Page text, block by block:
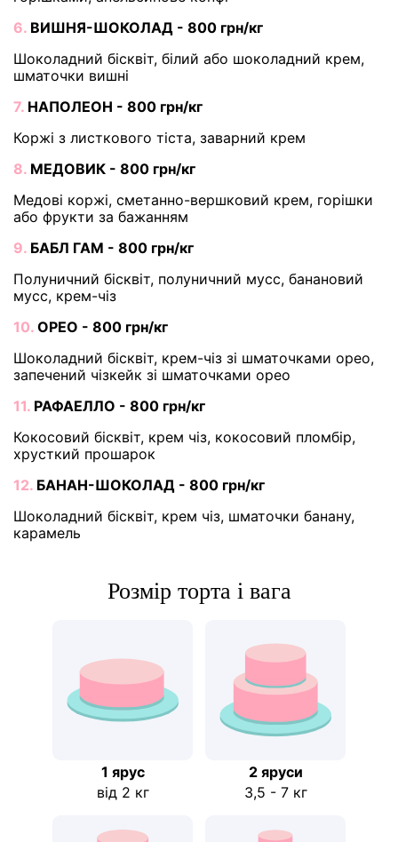
6. ВИШНЯ-ШОКОЛАД - 800 грн/кг
Шоколадний бісквіт, білий або шоколадний крем,
шматочки вишні
7. НАПОЛЕОН - 800 грн/кг
Коржі з листкового тіста, заварний крем
8. МЕДОВИК - 800 грн/кг
Медові коржі, сметанно-вершковий крем, горішки
або фрукти за бажанням
9. БАБЛ ГАМ - 800 грн/кг
Полуничний бісквіт, полуничний мусс, банановий
мусс, крем-чіз
10. ОРЕО - 800 грн/кг
Шоколадний бісквіт, крем-чіз зі шматочками орео,
запечений чізкейк зі шматочками орео
11. РАФАЕЛЛО - 800 грн/кг
Кокосовий бісквіт, крем чіз, кокосовий пломбір,
хрусткий прошарок
12. БАНАН-ШОКОЛАД - 800 грн/кг
Шоколадний бісквіт, крем чіз, шматочки банану,
карамель
Розмір торта і вага
1 ярус
від 2 кг
2 яруси
3,5 - 7 кг